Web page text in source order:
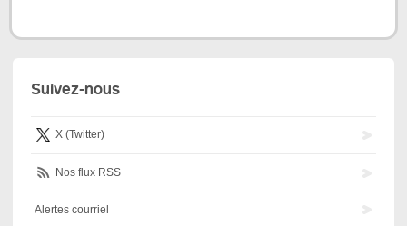
Suivez-nous
X (Twitter)
Nos flux RSS
Alertes courriel